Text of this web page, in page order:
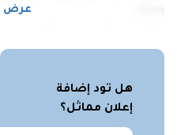
عرض
هل تود إضافة
إعلان مماثل؟